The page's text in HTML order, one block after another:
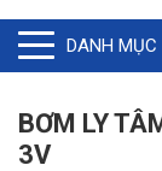
DANH MỤC
BƠM LY
3V